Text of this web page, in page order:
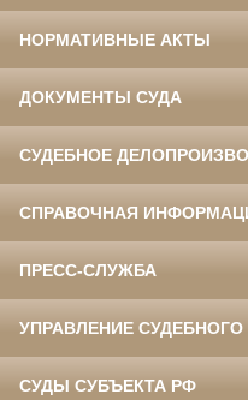
НОРМАТИВНЫЕ АКТЫ
ДОКУМЕНТЫ СУДА
СУДЕБНОЕ
СПРАВОЧНАЯ
ПРЕСС-СЛУЖБА
УПРАВЛЕНИЕ
СУДЫ СУБЪЕКТА РФ